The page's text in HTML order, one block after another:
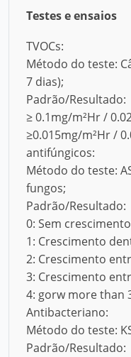
Testes e ensaios
TVOCs:
Método do teste:
7 dias);
Padrão/Resultado:
≥ 0.1mg/m²Hr /
≥0.015mg/m²Hr /
antifúngicos:
Método do teste:
fungos;
Padrão/Resultado:
0: Sem
1: Crescimento
2: Crescimento
3: Crescimento
4: gorw more than
Antibacteriano:
Método do teste:
Padrão/Resultado: